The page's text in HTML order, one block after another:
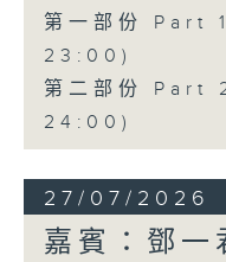
第一部份 Part
23:00)
第二部份
24:00)
27/07/2026
嘉賓：鄧一